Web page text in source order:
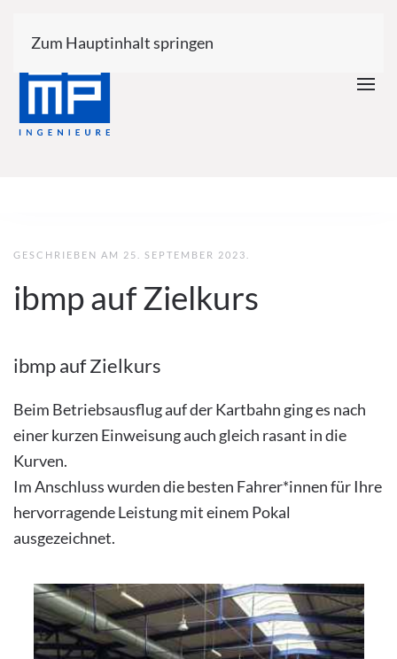
Zum Hauptinhalt springen
GESCHRIEBEN AM 25. SEPTEMBER 2023
ibmp auf Zielkurs
ibmp auf Zielkurs
Beim Betriebsausflug auf der Kartbahn ging es nach
einer kurzen Einweisung auch gleich rasant in die
Kurven.
Im Anschluss wurden die besten Fahrer*innen für Ihre
hervorragende Leistung mit einem Pokal
ausgezeichnet.